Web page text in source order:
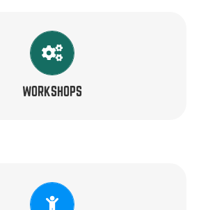
WORKSHOPS
TRAINERS
Frank, Lambert, Lies & Ron
TRAINERS